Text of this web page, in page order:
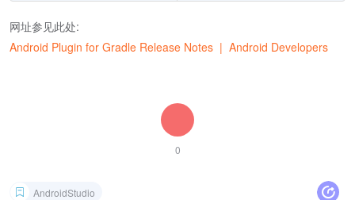
网址参见此处:
Android Plugin for Gradle Release Notes | Android Developers
0
AndroidStudio